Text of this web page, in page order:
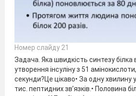
Номер слайду 21
Задача. Яка швидкість синтезу білка
утворення інсуліну з 51
секунди?Це цікаво• За одну хвилину
тис. пептидних зв’язків.• Половина